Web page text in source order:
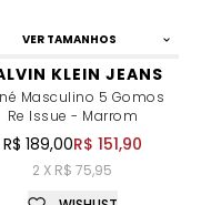
VER TAMANHOS
KLEIN JEANS
Masculino 5 Gomos
Re Issue - Marrom
R$ 189,00R$ 151,90
2 X R$ 75,95